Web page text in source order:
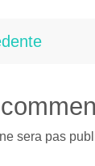
sera pas